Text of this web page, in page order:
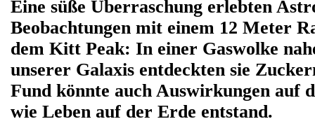
Eine süße Überraschung erlebten
Beobachtungen mit einem 12 Meter
dem Kitt Peak: In einer Gaswolke
unserer Galaxis entdeckten sie
Fund könnte auch Auswirkungen auf
wie Leben auf der Erde entstand.